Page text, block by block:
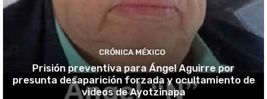
CRÓNICA MÉXICO
Prisión preventiva para Ángel Aguirre por
presunta desaparición forzada y ocultamiento de
videos de Ayotzinapa